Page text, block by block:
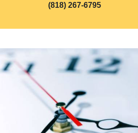
(818) 267-6795